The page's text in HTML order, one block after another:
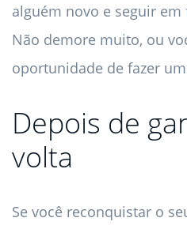
alguém novo e seguir
Não demore muito, ou
oportunidade de fazer
Depois de
volta
Se você reconquistar o